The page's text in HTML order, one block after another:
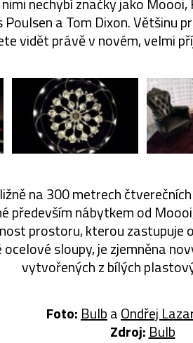
Poulsen a Tom Dixon.
vidět právě v novém, velmi
na 300 metrech
především nábytkem od
prostoru, kterou zastupuje
sloupy, je zjemněna
vytvořených z bílých
Foto: BulbaOndřej
Zdroj: Bulb